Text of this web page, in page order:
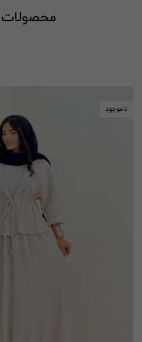
محصولات
ناموجود